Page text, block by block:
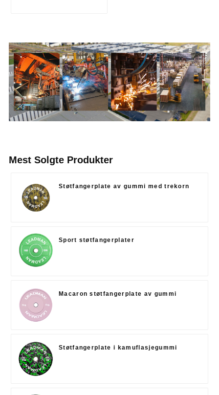
Mest Solgte Produkter
Støtfangerplate av gummi med trekorn
Sport støtfangerplater
Macaron støtfangerplate av gummi
Støtfangerplate i kamuflasjegummi